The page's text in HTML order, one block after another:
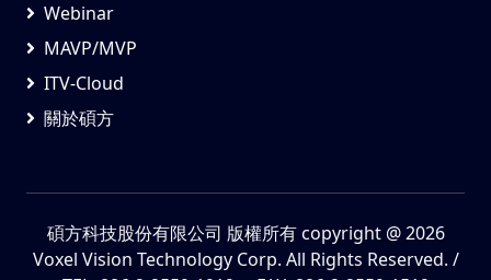
Webinar
MAVP/MVP
ITV-Cloud
關於碩方
碩方科技股份有限公司 版權所有copyright @ 2026
Voxel Vision Technology Corp. All Rights Reserved. /